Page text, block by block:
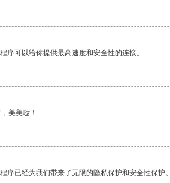
序可以给你提供最高速度和安全性的连接。
美美哒！
序已经为我们带来了无限的隐私保护和安全性保护